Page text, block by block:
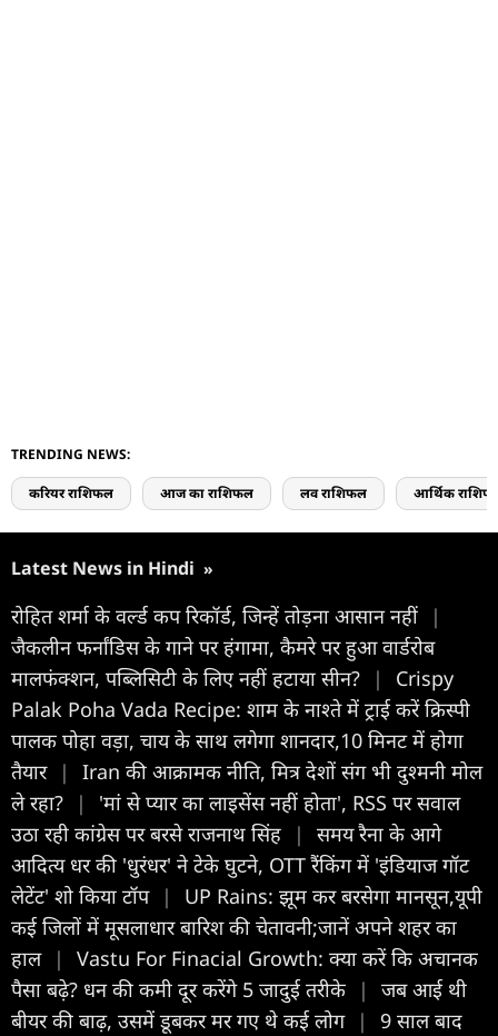
TRENDING NEWS:
करियर राशिफल आज का राशिफल लव राशिफल आर्थिक
Latest News in Hindi »
रोहित शर्मा के वर्ल्ड कप रिकॉर्ड, जिन्हें तोड़ना आसान नहीं
|
जैकलीन फर्नांडिस के गाने पर हंगामा, कैमरे पर हुआ वार्डरोब
मालफंक्शन, पब्लिसिटी के लिए नहीं हटाया सीन?
|
Crispy
Palak Poha Vada Recipe: शाम के नाश्ते में ट्राई करें क्रिस्पी
पालक पोहा वड़ा, चाय के साथ लगेगा शानदार,10 मिनट में होगा
तैयार |
Iran की आक्रामक नीति, मित्र देशों संग भी दुश्मनी मोल
ले रहा?
|
'मां से प्यार का लाइसेंस नहीं होता', RSS पर सवाल
उठा रही कांग्रेस पर बरसे राजनाथ सिंह
|
समय रैना के आगे
आदित्य धर की 'धुरंधर' ने टेके घुटने, OTT रैंकिंग में 'इंडियाज गॉट
लेटेंट' शो किया टॉप |
UP Rains: झूम कर बरसेगा मानसून,यूपी
कई जिलों में मूसलाधार बारिश की चेतावनी;जानें अपने शहर का
हाल |
Vastu For Finacial Growth: क्या करें कि अचानक
पैसा बढ़े? धन की कमी दूर करेंगे 5 जादुई तरीके
|
जब आई थी
बीयर की बाढ़, उसमें डूबकर मर गए थे कई लोग |
9 साल बाद